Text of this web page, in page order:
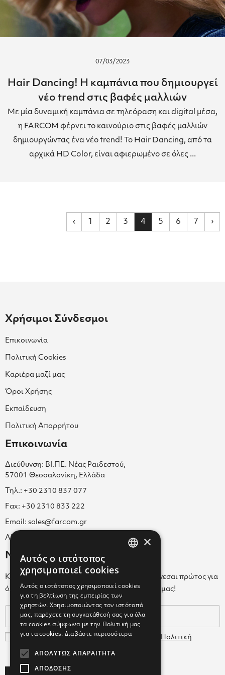
07/03/2023
Hair Dancing! Η καμπάνια που δημιουργεί
νέο trend στις βαφές μαλλιών
Με μία δυναμική καμπάνια σε τηλεόραση και digital μέσα,
η FARCOM φέρνει το καινούριο στις βαφές μαλλιών
δημιουργώντας ένα νέο trend! Το Hair Dancing, από τα
αρχικά HD Color, είναι αφιερωμένο σε όλες ...
‹ 1 2 3 4 5 6 7 ›
Χρήσιμοι Σύνδεσμοι
Επικοινωνία
Πολιτική Cookies
Καριέρα μαζί μας
Όροι Χρήσης
Εκπαίδευση
Πολιτική Απορρήτου
Επικοινωνία
Διεύθυνση: ΒΙ.ΠΕ. Νέας Ραιδεστού,
57001 Θεσσαλονίκη, Ελλάδα
Τηλ.: +30 2310 837 077
Fax: +30 2310 833 222
Email: sales@farcom.gr
ΑΡ.Γ.Ε.ΜΗ. 038365205000
Newsletter
Κάνε εγγραφή στο Newsletter για να ενημερώνεσαι πρώτος για
όλα τα νέα μας και τα ολοκαίνουρια προϊόντα μας!
Συμφωνώ με τουςΌρους Χρήσης
Πολιτική
Δεδομένων
×
Αυτός ο ιστότοπος
χρησιμοποιεί cookies
Αυτός ο ιστότοπος χρησιμοποιεί cookies
για τη βελτίωση της εμπειρίας των
χρηστών. Χρησιμοποιώντας τον ιστότοπό
μας, παρέχετε τη συγκατάθεσή σας για όλα
τα cookies σύμφωνα με την Πολιτική μας
για τα cookies. Διαβάστε περισσότερα
ΑΠΟΛΎΤΩΣ ΑΠΑΡΑΊΤΗΤΑ
ΑΠΌΔΟΣΗΣ